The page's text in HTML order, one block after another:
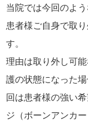
当院では今回のよ
患者様ご自身で取
す。
理由は取り外し可
護の状態になった
回は患者様の強い
ジ（ボーンアンカ